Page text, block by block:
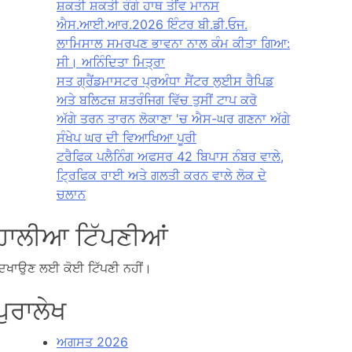
ਸ਼ਕਤੀ ਸ਼ਕਤੀ ਰੰਗੇ ਹਾਥ ਤੀਂਵ ਮਾਨਸ
ਐਸ.ਆਈ.ਆਰ.2026 ਇੰਟਰ ਬੀ.ਡੀ.ਓਜ.
ਲਾਮਿਸਾਲ ਸਮਰਪਣ ਭਾਵਨਾ ਨਾਲ ਕੰਮ ਕੀਤਾ ਗਿਆ:
ਸੀ। ਅਨਿੰਦਿਤਾ ਮਿਤ੍ਰਾ
ਸਤ ਗ੍ਰੈਂਡਮਾਸਟਰ ਪ੍ਰਅੰਧਾ ਸੈਂਟਰ ਲੁਈਸ ਰੈਪਿਡ
ਅਤੇ ਬਲਿਟਜ਼ ਸ਼ਤਰੰਜਿਗ ਵਿੱਚ ਤੁਸੀਂ ਟਾਪ ਕਰੋ
ਅੱਗੇ ਤਰਨ ਤਾਰਨ ਲੋਕਾਣਾ 'ਚ ਐਸ-ਘਰ ਗਣਨਾ ਅੱਗੇ
ਸੰਖੇਪ ਘਰ ਦੀ ਵਿਆਖਿਆ ਪੂਰੀ
ਟਰੈਫਿਕ ਪਲੈਨਿੰਗ ਅਫਸਰ 42 ਬਿਪਾਸ ਨੰਬਰ ਵਾਲੇ,
ਟ੍ਰਿਫਿਕ ਰਾਈ ਅਤੇ ਗਲਤੀ ਕਰਨ ਵਾਲੇ ਲੋਕ ਦੇ
ਚਲਾਨ
ਟਿੱਪਣੀਆਂ
ਲਈ ਕੋਈ ਟਿੱਪਣੀ ਨਹੀਂ।
ਅਗਸਤ 2026